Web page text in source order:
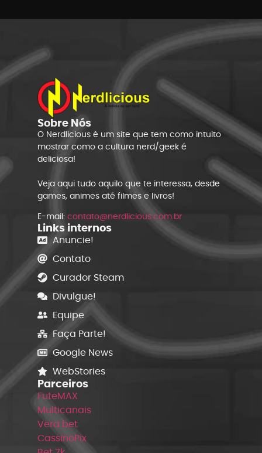
Sobre Nós
O Nerdlicious é um site que tem como intuito
mostrar como a cultura nerd/geek é
deliciosa!
Veja aqui tudo aquilo que te interessa, desde
games, animes até filmes e livros!
E-mail: contato@nerdlicious.com.br
Links internos
Anuncie!
Contato
Curador Steam
Divulgue!
Equipe
Faça Parte!
Google News
WebStories
Parceiros
FuteMAX
Multicanais
Vera bet
CassinoPix